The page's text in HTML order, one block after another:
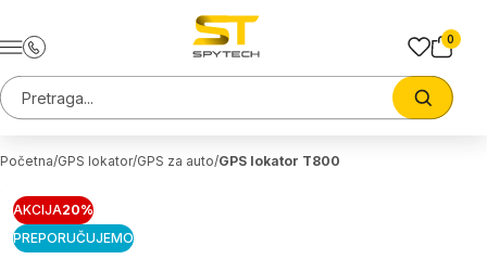
0
Pretraga sajta
Trazi
Početna GPS lokator GPS za auto GPS lokator T800
AKCIJA20%
PREPORUČUJEMO